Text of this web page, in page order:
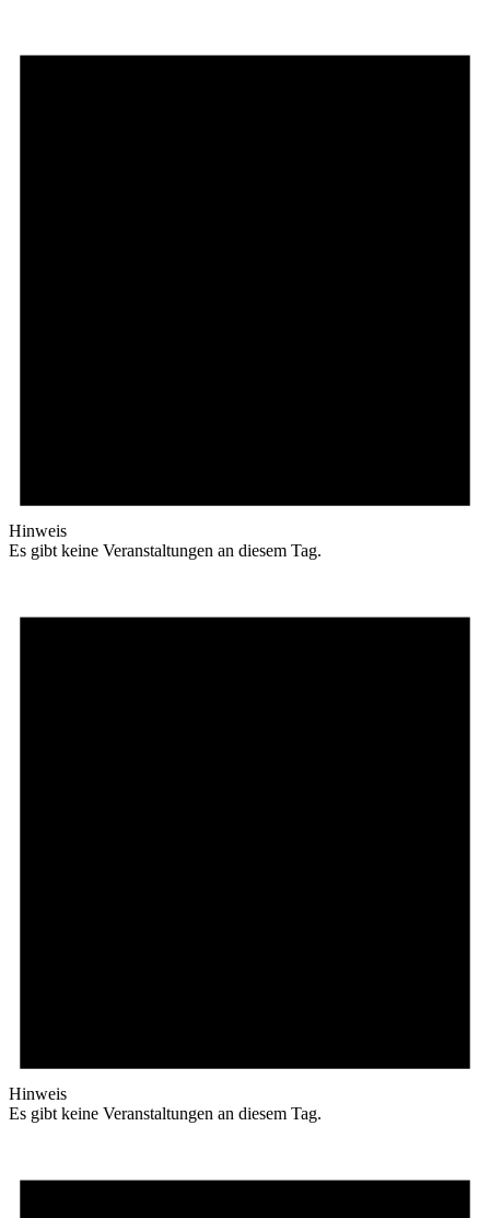
Hinweis
Es gibt keine Veranstaltungen an diesem Tag.
Hinweis
Es gibt keine Veranstaltungen an diesem Tag.